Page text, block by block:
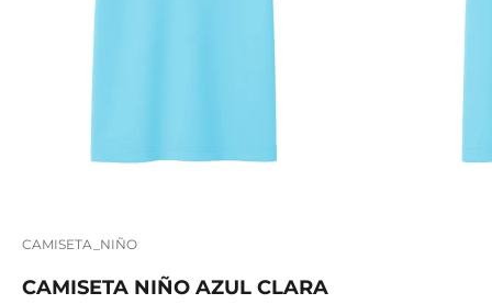
CAMISETA_NIÑO
CAMISETA NIÑO AZUL CLARA